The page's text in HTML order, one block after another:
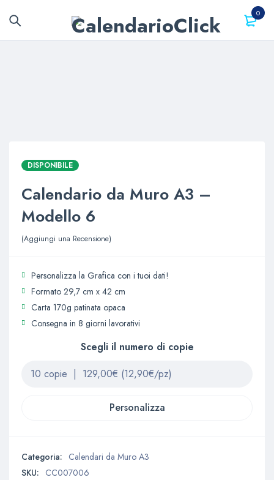
0
DISPONIBILE
Calendario da Muro A3 –
Modello 6
Aggiungi una Recensione
Personalizza la Grafica con i tuoi dati!
Formato 29,7 cm x 42 cm
Carta 170g patinata opaca
Consegna in 8 giorni lavorativi
Scegli il numero di copie
Personalizza
Categoria: Calendari da Muro A3
SKU: CC007006